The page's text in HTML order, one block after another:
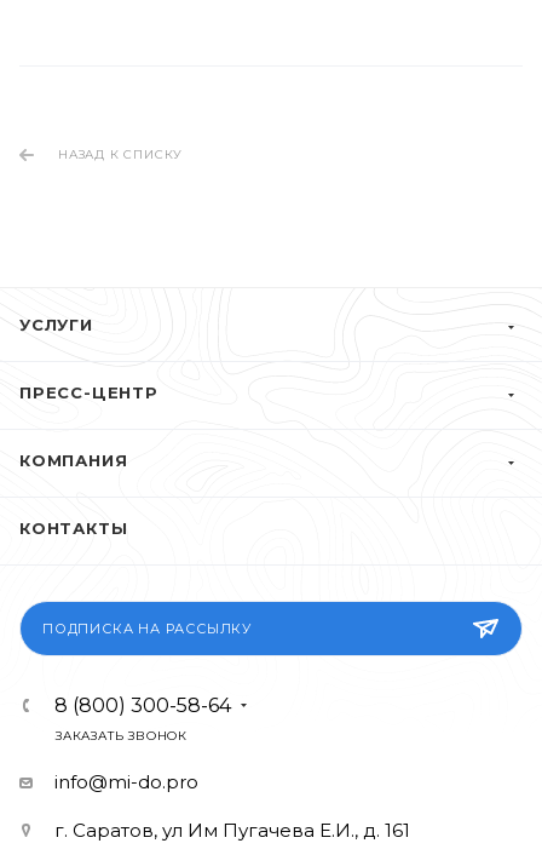
НАЗАД К СПИСКУ
УСЛУГИ
ПРЕСС-ЦЕНТР
КОМПАНИЯ
КОНТАКТЫ
ПОДПИСКА НА РАССЫЛКУ
8 (800) 300-58-64
ЗАКАЗАТЬ ЗВОНОК
info@mi-do.pro
г. Саратов, ул Им Пугачева Е.И., д. 161